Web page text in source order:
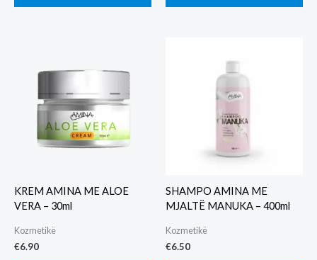
KREM AMINA ME ALOE
VERA – 30ml
Kozmetikë
€6.90
SHAMPO AMINA ME
MJALTË MANUKA – 400ml
Kozmetikë
€6.50